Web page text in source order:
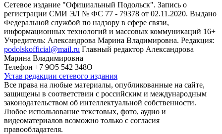
Сетевое издание "Официальный Подольск". Запись о
регистрации СМИ ЭЛ № ФС 77 - 79378 от 02.11.2020. Выдано
Федеральной службой по надзору в сфере связи,
информационных технологий и массовых коммуникаций 16+
Учредитель: Александрова Марина Владимировна. Редакция:
podolskofficial@mail.ru Главный редактор Александрова
Марина Владимировна
Телефон +7 9О5 542 348О
Устав редакции сетевого издания
Все права на любые материалы, опубликованные на сайте,
защищены в соответствии с российским и международным
законодательством об интеллектуальной собственности.
Любое использование текстовых, фото, аудио и
видеоматериалов возможно только с согласия
правообладателя.